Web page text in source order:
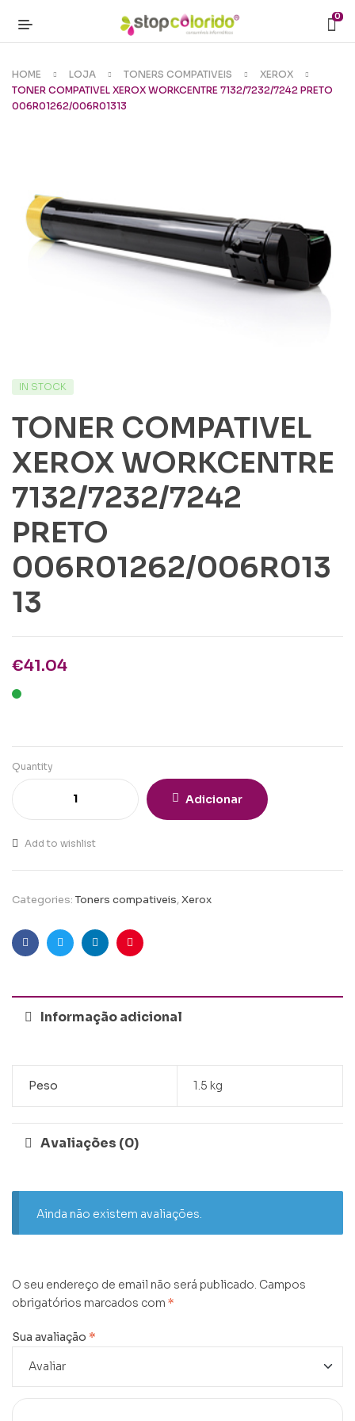
0
HOME LOJA TONERS COMPATIVEIS
XEROX
TONER COMPATIVEL XEROX WORKCENTRE 7132/7232/7242 PRETO
006R01262/006R01313
IN STOCK
TONER COMPATIVEL
XEROX WORKCENTRE
7132/7232/7242
PRETO
006R01262/006R013
13
€41.04
Quantity
Adicionar
Add to wishlist
Categories: Toners compativeis,Xerox
FacebookTwitterLinkedinPinterest
Informação adicional
Peso 1.5 kg
Avaliações (0)
Ainda não existem avaliações.
O seu endereço de email não será publicado. Campos
obrigatórios marcados com *
Sua avaliação *